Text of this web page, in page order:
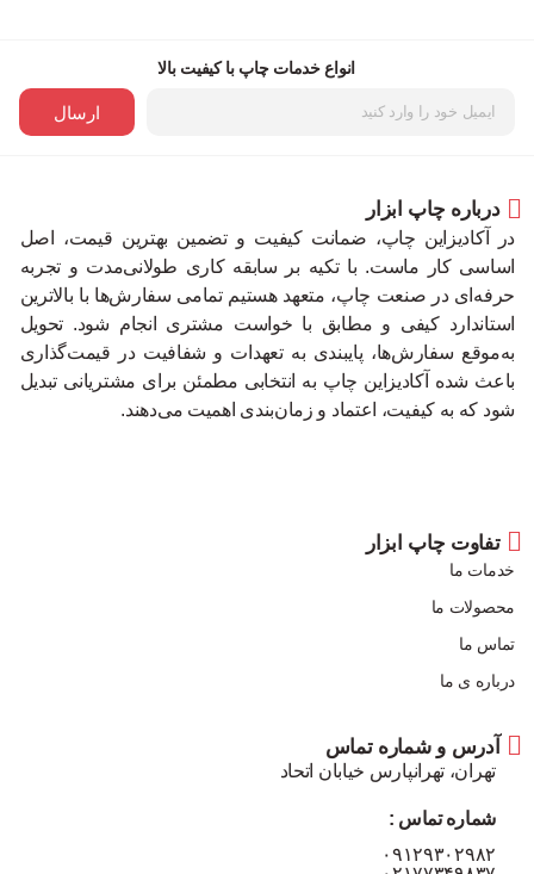
انواع خدمات چاپ با کیفیت بالا
ارسال
درباره چاپ ابزار
در آکادیزاین چاپ، ضمانت کیفیت و تضمین بهترین قیمت، اصل
اساسی کار ماست. با تکیه بر سابقه کاری طولانی‌مدت و تجربه
حرفه‌ای در صنعت چاپ، متعهد هستیم تمامی سفارش‌ها با بالاترین
استاندارد کیفی و مطابق با خواست مشتری انجام شود. تحویل
به‌موقع سفارش‌ها، پایبندی به تعهدات و شفافیت در قیمت‌گذاری
باعث شده آکادیزاین چاپ به انتخابی مطمئن برای مشتریانی تبدیل
شود که به کیفیت، اعتماد و زمان‌بندی اهمیت می‌دهند.
تفاوت چاپ ابزار
خدمات ما
محصولات ما
تماس ما
درباره ی ما
آدرس و شماره تماس
تهران، تهرانپارس خیابان اتحاد
شماره تماس :
۰۹۱۲۹۳۰۲۹۸۲